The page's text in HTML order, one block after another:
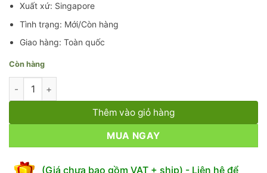
Xuất xứ: Singapore
Tình trạng: Mới/Còn hàng
Giao hàng: Toàn quốc
Còn hàng
Bộ Đàm Kenwood TK 3207 số lượng
Thêm vào giỏ hàng
MUA NGAY
(Giá chưa bao gồm VAT + ship) - Liên hệ để